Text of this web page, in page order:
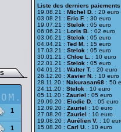
1
1
Liste des derniers
19.08.21 : Michel D.
: 20 euro
03.08.21 : Eric F. : 30 euro
19.07.21 : Stelok : 05 euro
06.06.21 : Loris B.
: 02 euro
03.06.21 : Stelok : 05 euro
04.04.21 : Ted M.
: 15 euro
17.03.21 : Stelok : 05 euro
30.01.21 : Chloe L.
: 10 euro
22.01.21 : Stelok : 05 euro
04.01.21 : Walter T. : 20 euro
26.12.20 : Xavier N.
: 10 euro
28.11.20 : Nakurasan68 : 50
24.11.20 : Stelok : 10 euro
05.11.20 : Zauriel : 05 euro
29.09.20 : Elodie D.
: 05 euro
12.09.20 : Zauriel : 10 euro
27.08.20 : Zauriel : 10 euro
19.08.20 : Aurélien V. : 10
15.08.20 : Carl U.
: 10 euro